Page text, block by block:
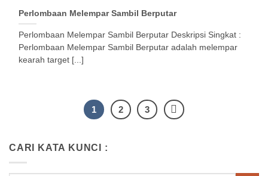
Perlombaan Melempar Sambil Berputar
Perlombaan Melempar Sambil Berputar Deskripsi Singkat :
Perlombaan Melempar Sambil Berputar adalah melempar
kearah target [...]
1 2 3
CARI KATA KUNCI :